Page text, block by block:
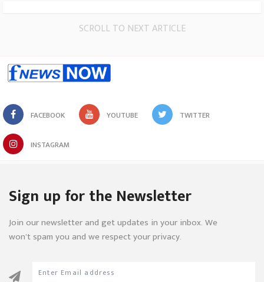
SCROLL TO NEXT ARTICLE
FACEBOOK YOUTUBE TWITTER
INSTAGRAM
Sign up for the Newsletter
Join our newsletter and get updates in your inbox. We
won’t spam you and we respect your privacy.